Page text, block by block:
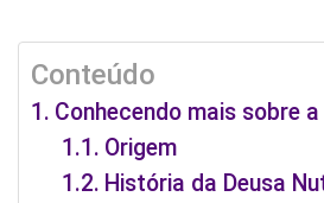
Conteúdo
Conhecendo mais sobre
Origem
História da Deusa